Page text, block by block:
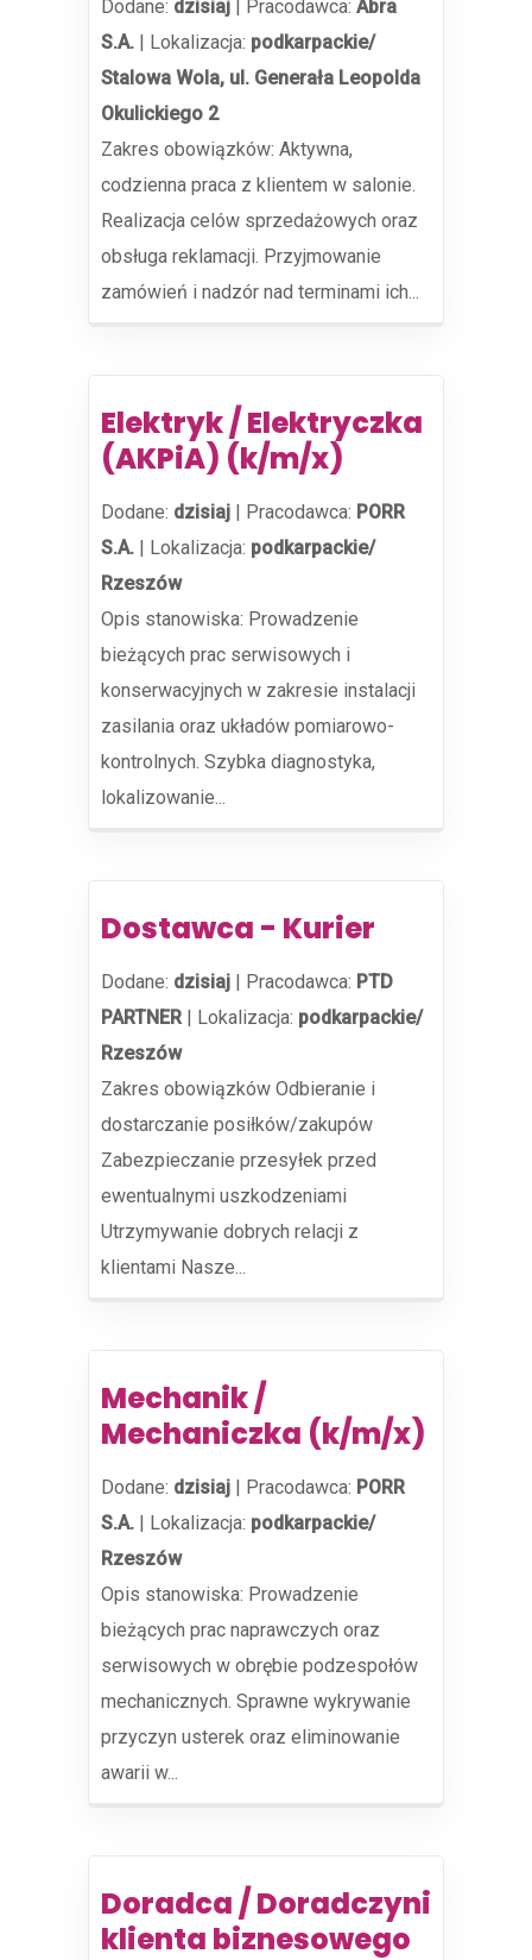
Dodane: dzisiaj Pracodawca: Abra
S.A. | Lokalizacja: podkarpackie/
Stalowa Wola, ul. Generała Leopolda
Okulickiego 2
Zakres obowiązków: Aktywna,
codzienna praca z klientem w salonie.
Realizacja celów sprzedażowych oraz
obsługa reklamacji. Przyjmowanie
zamówień i nadzór nad terminami ich...
Elektryk / Elektryczka
(AKPiA) (k/m/x)
Dodane: dzisiaj | Pracodawca: PORR
S.A. | Lokalizacja: podkarpackie/
Rzeszów
Opis stanowiska: Prowadzenie
bieżących prac serwisowych i
konserwacyjnych w zakresie instalacji
zasilania oraz układów pomiarowo-
kontrolnych. Szybka diagnostyka,
lokalizowanie...
Dostawca - Kurier
Dodane: dzisiaj | Pracodawca: PTD
PARTNER | Lokalizacja: podkarpackie/
Rzeszów
Zakres obowiązków Odbieranie i
dostarczanie posiłków/zakupów
Zabezpieczanie przesyłek przed
ewentualnymi uszkodzeniami
Utrzymywanie dobrych relacji z
klientami Nasze...
Mechanik /
Mechaniczka (k/m/x)
Dodane: dzisiaj | Pracodawca: PORR
S.A. | Lokalizacja: podkarpackie/
Rzeszów
Opis stanowiska: Prowadzenie
bieżących prac naprawczych oraz
serwisowych w obrębie podzespołów
mechanicznych. Sprawne wykrywanie
przyczyn usterek oraz eliminowanie
awarii w...
Doradca / Doradczyni
klienta biznesowego